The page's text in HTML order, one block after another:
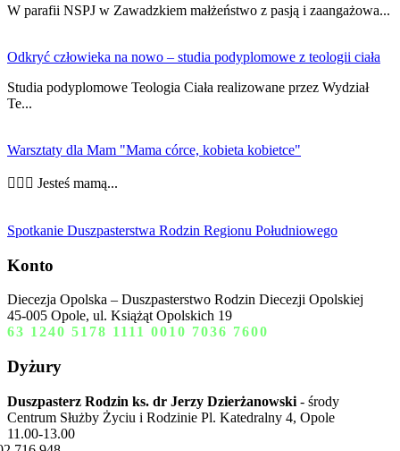
W parafii NSPJ w Zawadzkiem małżeństwo z pasją i zaangażowa...
Odkryć człowieka na nowo – studia podyplomowe z teologii ciała
Studia podyplomowe Teologia Ciała realizowane przez Wydział
Te...
Warsztaty dla Mam "Mama córce, kobieta kobietce"
👩‍❤️‍👩 Jesteś mamą...
Spotkanie Duszpasterstwa Rodzin Regionu Południowego
Konto
Diecezja Opolska – Duszpasterstwo Rodzin Diecezji Opolskiej
45-005 Opole, ul. Książąt Opolskich 19
63 1240 5178 1111 0010 7036 7600
Dyżury
Duszpasterz Rodzin ks. dr Jerzy Dzierżanowski - środy
Centrum Służby Życiu i Rodzinie Pl. Katedralny 4, Opole
11.00-13.00